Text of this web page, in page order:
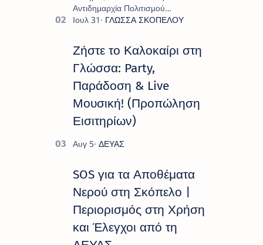
Αντιδημαρχία Πολιτισμού
παρουσιάζουν το πρόγραμμα «
πρόγραμμα εκδ…
Ζήστε το Καλοκαίρι στη
Γλώσσα: Party,
Παράδοση & Live
Μουσική! (Προπώληση
Εισιτηρίων)
SOS για τα Αποθέματα
Νερού στη Σκόπελο |
Περιορισμός στη Χρήση
και Έλεγχοι από τη